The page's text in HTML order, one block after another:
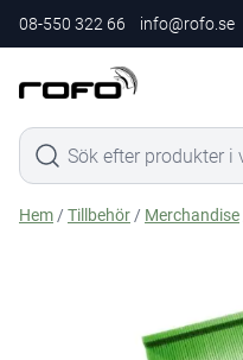
08-550 322 66 info@rofo.se
Hem /Tillbehör / Merchandise